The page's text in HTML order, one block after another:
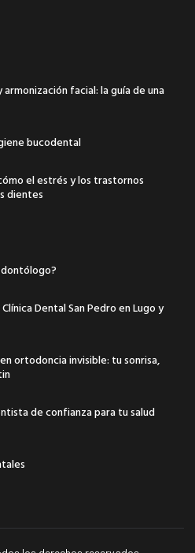
facial: la guía de una
bucodental
el estrés y los trastornos
dientes
Dental San Pedro en Lugo y
ortodoncia invisible: tu sonrisa,
de confianza para tu salud